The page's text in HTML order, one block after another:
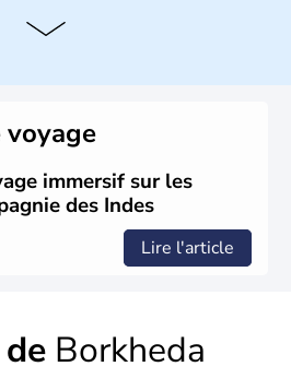
la domination de l'empire
de son indépendance en
construit par un empereur
a été édifié dans les années
considéré comme l'une des 7
voyage
immersif sur les
des Indes
Lire l'article
Borkheda